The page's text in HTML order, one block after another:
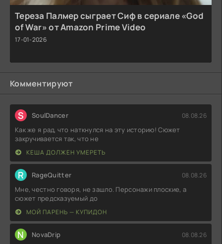
Тереза Палмер сыграет Сиф в сериале «God
of War» от Amazon Prime Video
17-01-2026
Комментируют
S SoulDancer 08.08.26
Как же я рад, что наткнулся на эту историю! Сюжет
закручивается так, что не
КЕША ДОЛЖЕН УМЕРЕТЬ
R RageQuitter 08.08.26
Мне, честно говоря, не зашло. Персонажи плоские, а
сюжет предсказуемый до
МОЙ ПАРЕНЬ — КУПИДОН
N NovaDrip 08.08.26